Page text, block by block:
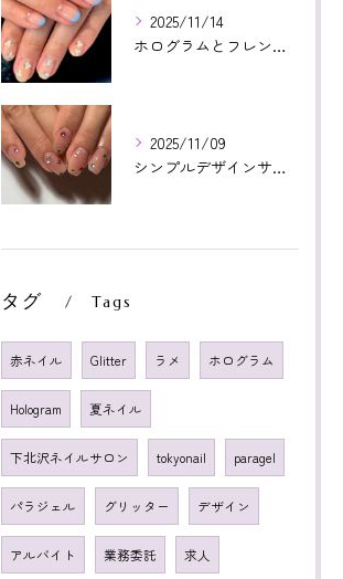
2025/11/14
ホログラムとフレンチ相性よかった😊いつもありがとうございます...
2025/11/09
シンプルデザインサンプルより！カラフルストーン🤩❤️いつもあ...
タグ Tags
赤ネイル Glitter ラメ ホログラム
Hologram 夏ネイル
下北沢ネイルサロン tokyonail paragel
パラジェル グリッター デザイン
アルバイト 業務委託 求人